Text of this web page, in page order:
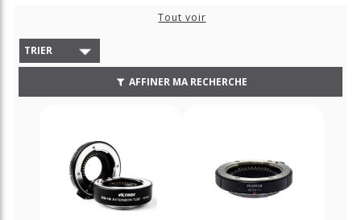
Tout voir
TRIER
AFFINER MA RECHERCHE